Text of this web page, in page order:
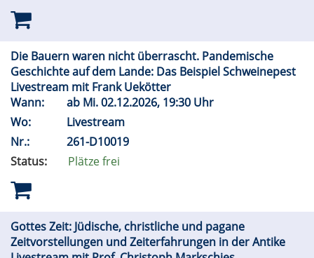
Die Bauern waren nicht überrascht. Pandemische
Geschichte auf dem Lande: Das Beispiel Schweinepest
Livestream mit Frank Uekötter
Wann:
ab Mi.02.12.2026, 19:30 Uhr
Wo:
Livestream
Nr.:
261-D10019
Status:
Plätze frei
Gottes Zeit: Jüdische, christliche und pagane
Zeitvorstellungen und Zeiterfahrungen in der Antike